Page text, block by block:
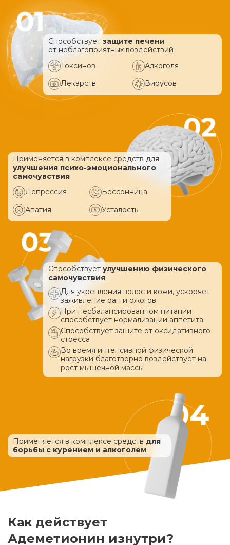
Способствует защите печени
от неблагоприятных воздействий
Токсинов
Алкоголя
Лекарств
Вирусов
Применяется в комплексе средств для
улучшения психо-эмоционального
самочувствия
Депрессия
Бессонница
Апатия
Усталость
Способствует улучшению физического
самочувствия
Для укрепления волос и кожи, ускоряет
заживление ран и ожогов
При несбалансированном питании
способствует нормализации аппетита
Способствует зашите от оксидативного
стресса
Во время интенсивной физической
нагрузки благотворно воздействует на
рост мышечной массы
Применяется в комплексе средств для
борьбы с курением и алкоголем
Как действует
Адеметионин изнутри?